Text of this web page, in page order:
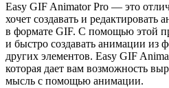
Easy GIF Animator Pro — это
хочет создавать и
в формате GIF. С помощью этой
и быстро создавать анимации из
других элементов. Easy GIF
которая дает вам возможность
мысль с помощью анимации.